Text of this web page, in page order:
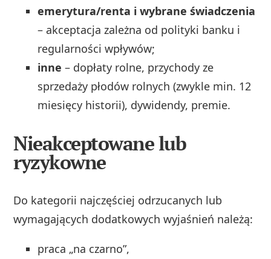
emerytura/renta i wybrane świadczenia
– akceptacja zależna od polityki banku i
regularności wpływów;
inne – dopłaty rolne, przychody ze
sprzedaży płodów rolnych (zwykle min. 12
miesięcy historii), dywidendy, premie.
Nieakceptowane lub
ryzykowne
Do kategorii najczęściej odrzucanych lub
wymagających dodatkowych wyjaśnień należą:
praca „na czarno”,